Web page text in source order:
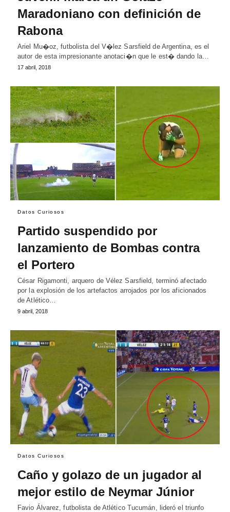
Maradoniano con definición de
Rabona
Ariel Mu�oz, futbolista del V�lez Sarsfield de Argentina, es el
autor de esta impresionante anotaci�n que le est� dando la…
17 abril, 2018
Datos Curiosos
Partido suspendido por
lanzamiento de Bombas contra
el Portero
César Rigamonti, arquero de Vélez Sarsfield, terminó afectado
por la explosión de los artefactos arrojados por los aficionados
de Atlético…
9 abril, 2018
Datos Curiosos
Caño y golazo de un jugador al
mejor estilo de Neymar Júnior
Favio Álvarez, futbolista de Atlético Tucumán, lideró el triunfo